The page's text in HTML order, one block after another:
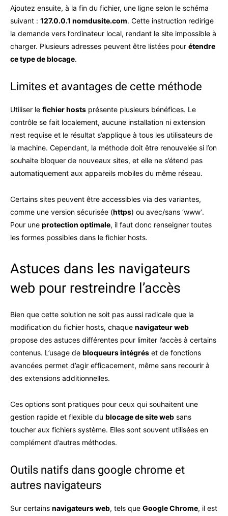
Ajoutez ensuite, à la fin du fichier, une ligne selon le schéma
suivant : 127.0.0.1 nomdusite.com. Cette instruction redirige
la demande vers l’ordinateur local, rendant le site impossible à
charger. Plusieurs adresses peuvent être listées pour étendre
ce type de blocage.
Limites et avantages de cette méthode
Utiliser le fichier hosts présente plusieurs bénéfices. Le
contrôle se fait localement, aucune installation ni extension
n’est requise et le résultat s’applique à tous les utilisateurs de
la machine. Cependant, la méthode doit être renouvelée si l’on
souhaite bloquer de nouveaux sites, et elle ne s’étend pas
automatiquement aux appareils mobiles du même réseau.
Certains sites peuvent être accessibles via des variantes,
comme une version sécurisée (https) ou avec/sans ‘www’.
Pour une protection optimale, il faut donc renseigner toutes
les formes possibles dans le fichier hosts.
Astuces dans les navigateurs
web pour restreindre l’accès
Bien que cette solution ne soit pas aussi radicale que la
modification du fichier hosts, chaque navigateur web
propose des astuces différentes pour limiter l’accès à certains
contenus. L’usage de bloqueurs intégrés et de fonctions
avancées permet d’agir efficacement, même sans recourir à
des extensions additionnelles.
Ces options sont pratiques pour ceux qui souhaitent une
gestion rapide et flexible du blocage de site web sans
toucher aux fichiers système. Elles sont souvent utilisées en
complément d’autres méthodes.
Outils natifs dans google chrome et
autres navigateurs
Sur certains navigateurs web, tels que Google Chrome, il est